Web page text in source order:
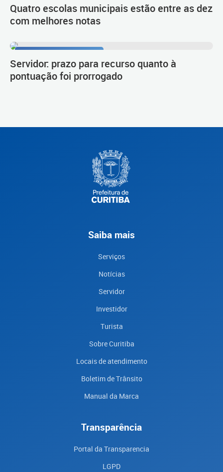
Quatro escolas municipais estão entre as dez
com melhores notas
Servidor: prazo para recurso quanto à
pontuação foi prorrogado
Saiba mais
Serviços
Notícias
Servidor
Investidor
Turista
Sobre Curitiba
Locais de atendimento
Boletim de Trânsito
Manual da Marca
Transparência
Portal da Transparencia
LGPD